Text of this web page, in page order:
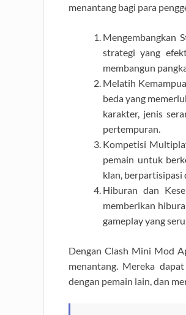
menantang bagi para
Mengembangkan
strategi yang
membangun
Melatih
beda yang
karakter, jenis
pertempuran.
Kompetisi
pemain untuk
klan, berpartisipasi
Hiburan dan
memberikan
gameplay yang
Dengan Clash Mini Mod
menantang. Mereka
dengan pemain lain, dan